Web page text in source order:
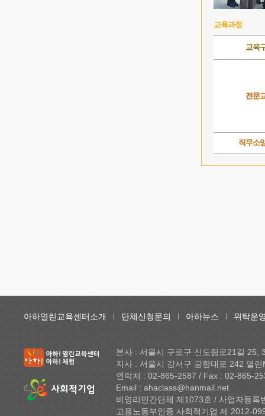
교육과정
교육
전문
직무소
아하열린교육센터소개 단체신청문의 아하뉴스 위탁운
본사 : 서울시 구로구 신도림로21길 25,
지사 : 서울시 강서구 공항대로 242 열
연락처 : 02-865-2587 / Fax : 02-865-
Email : ahaclass@hanmail.net
비영리민간단체 제1073호 / 사업자등록
고용노동부인증 사회적기업 제 2012-